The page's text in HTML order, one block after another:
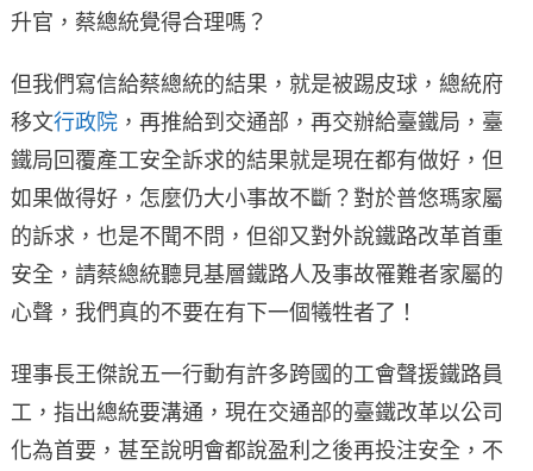
升官，蔡總統覺得合理嗎？
但我們寫信給蔡總統的結果，就是被踢皮球，總統府
移文行政院，再推給到交通部，再交辦給臺鐵局，臺
鐵局回覆產工安全訴求的結果就是現在都有做好，但
如果做得好，怎麼仍大小事故不斷？對於普悠瑪家屬
的訴求，也是不聞不問，但卻又對外說鐵路改革首重
安全，請蔡總統聽見基層鐵路人及事故罹難者家屬的
心聲，我們真的不要在有下一個犧牲者了！
理事長王傑說五一行動有許多跨國的工會聲援鐵路員
工，指出總統要溝通，現在交通部的臺鐵改革以公司
化為首要，甚至說明會都說盈利之後再投注安全，不